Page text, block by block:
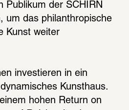
Publikum der SCHIRN
um das philanthropische
Kunst weiter
investieren in ein
Kunsthaus.
hohen Return on